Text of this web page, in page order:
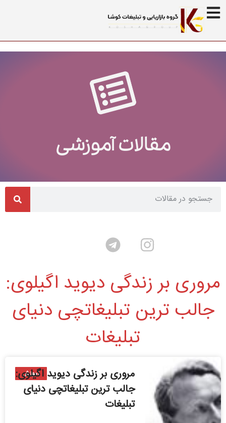
مقالات آموزشی
مروری بر زندگی دیوید اگیلوی:
جالب ترین تبلیغاتچی دنیای
تبلیغات
آموزش
مروری بر زندگی دیوید اگیلوی:
جالب ترین تبلیغاتچی دنیای
تبلیغات